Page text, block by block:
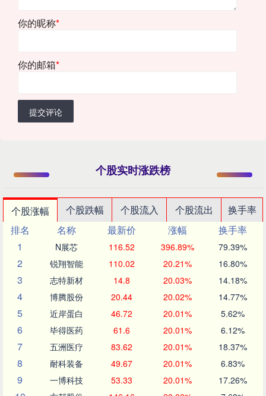
你的昵称*
你的邮箱*
提交评论
个股实时涨跌榜
个股涨幅 个股跌幅 个股流入 个股流出
换手率
排名
名称 最新价 涨幅
换手率
1
N展芯 116.52 396.89% 79.39%
2 锐翔智能 110.02 20.21% 16.80%
3 志特新材 14.8 20.03% 14.18%
4 博腾股份 20.44 20.02% 14.77%
5 近岸蛋白 46.72 20.01% 5.62%
6 毕得医药 61.6 20.01% 6.12%
7 五洲医疗 83.62 20.01% 18.37%
8 耐科装备 49.67 20.01% 6.83%
9 一博科技 53.33 20.01% 17.26%